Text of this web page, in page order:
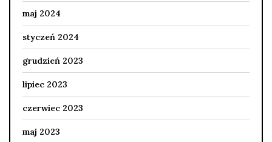
maj 2024
styczeń 2024
grudzień 2023
lipiec 2023
czerwiec 2023
maj 2023